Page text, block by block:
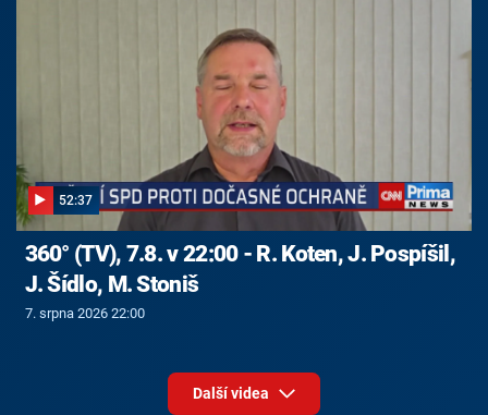
52:37
360° (TV), 7.8. v 22:00 - R. Koten, J. Pospíšil,
J. Šídlo, M. Stoniš
7. srpna 2026 22:00
Další videa